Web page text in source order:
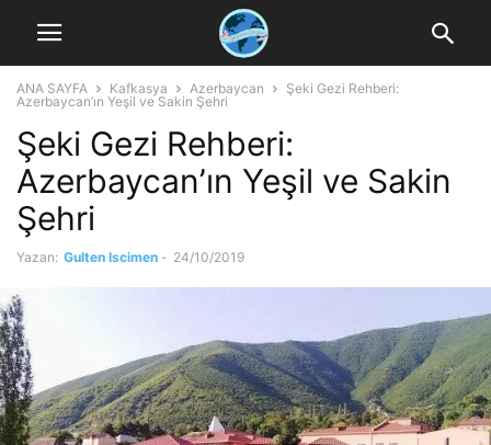
ANA SAYFA Kafkasya Azerbaycan
Şeki Gezi Rehberi:
Azerbaycan’ın Yeşil ve Sakin Şehri
Şeki Gezi Rehberi:
Azerbaycan’ın Yeşil ve Sakin
Şehri
Yazan: Gulten Iscimen - 24/10/2019